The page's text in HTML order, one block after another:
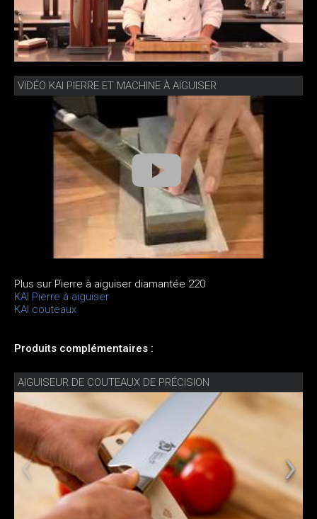
VIDÉO KAI PIERRE ET MACHINE À AIGUISER
Plus sur Pierre à aiguiser diamantée 220
KAI Pierre à aiguiser
KAI couteaux
Produits complémentaires :
AIGUISEUR DE COUTEAUX DE PRÉCISION